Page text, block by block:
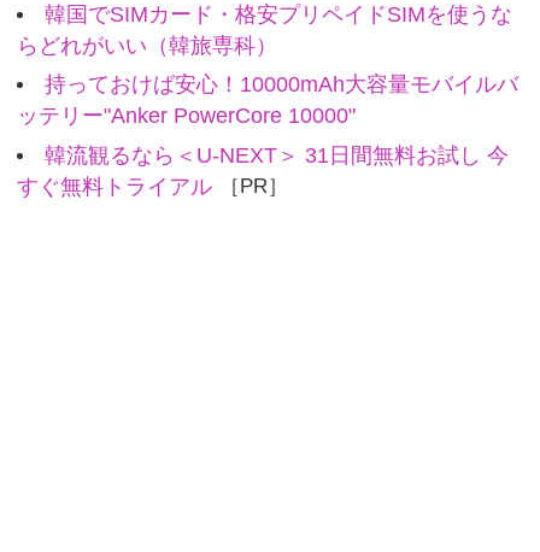
韓国でSIMカード・格安プリペイドSIMを使うな
らどれがいい（韓旅専科）
持っておけば安心！10000mAh大容量モバイルバ
ッテリー"Anker PowerCore 10000"
韓流観るなら＜U-NEXT＞ 31日間無料お試し 今
すぐ無料トライアル ［PR］